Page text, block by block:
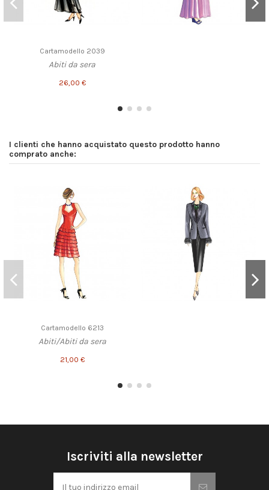
Cartamodello 2039
Abiti da sera
26,00 €
I clienti che hanno acquistato questo prodotto hanno
comprato anche:
Cartamodello 6213
Abiti/Abiti da sera
21,00 €
Iscriviti alla newsletter